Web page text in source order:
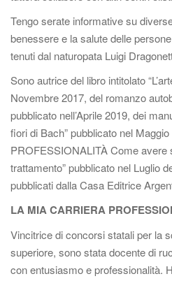
Tengo serate informative su
benessere e la salute delle
tenuti dal naturopata Luigi
Sono autrice del libro intitolato
Novembre 2017, del romanzo
pubblicato nell’Aprile 2019, dei
fiori di Bach” pubblicato nel
PROFESSIONALITÀ Come
trattamento” pubblicato nel Luglio
pubblicati dalla Casa Editrice
LA MIA CARRIERA
Vincitrice di concorsi statali per la
superiore, sono stata docente di
con entusiasmo e professionalità.